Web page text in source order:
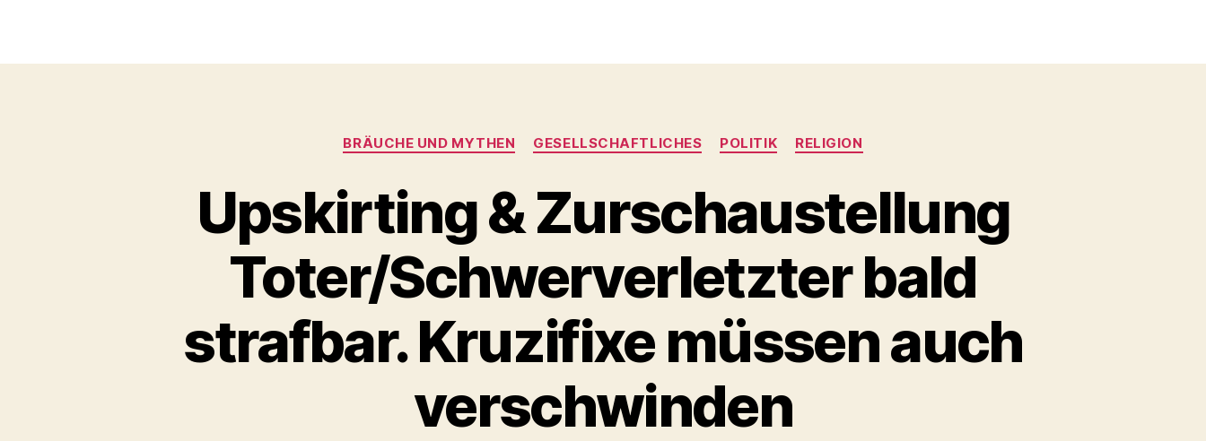
Kategorien
BRÄUCHE UND MYTHEN GESELLSCHAFTLICHES POLITIK RELIGION
Upskirting & Zurschaustellung
Toter/Schwerverletzter bald
strafbar. Kruzifixe müssen auch
verschwinden